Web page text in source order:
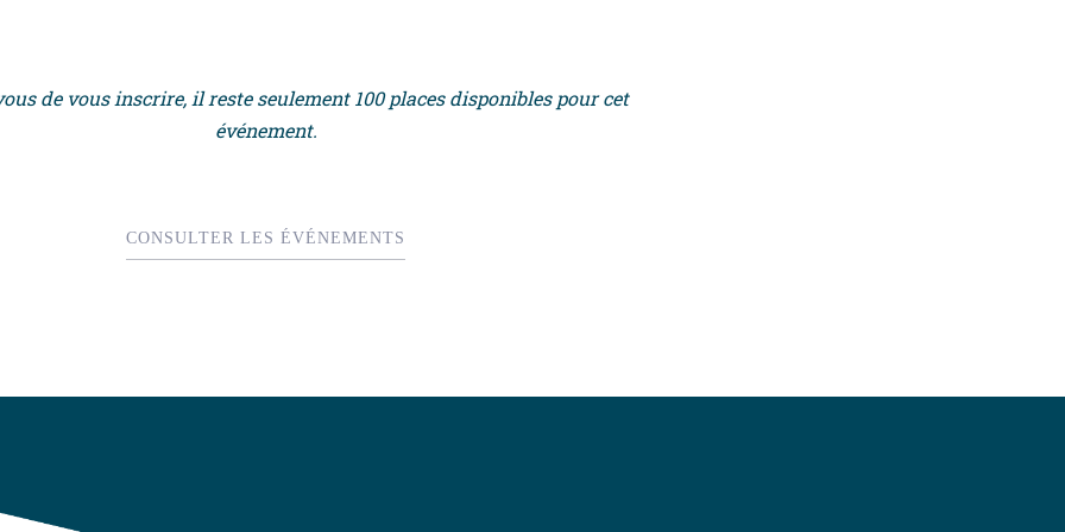
de vous inscrire, il reste seulement 100 places disponibles pour cet
événement.
CONSULTER LES ÉVÉNEMENTS